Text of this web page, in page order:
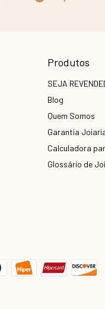
Produtos
SEJA
Blog
Quem Somos
Garantia
Calculadora
Glossário de